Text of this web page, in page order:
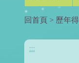
:::
回首頁 > 歷年